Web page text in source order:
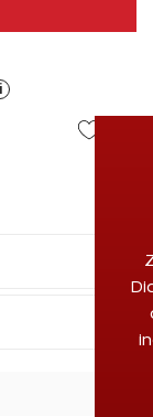
i